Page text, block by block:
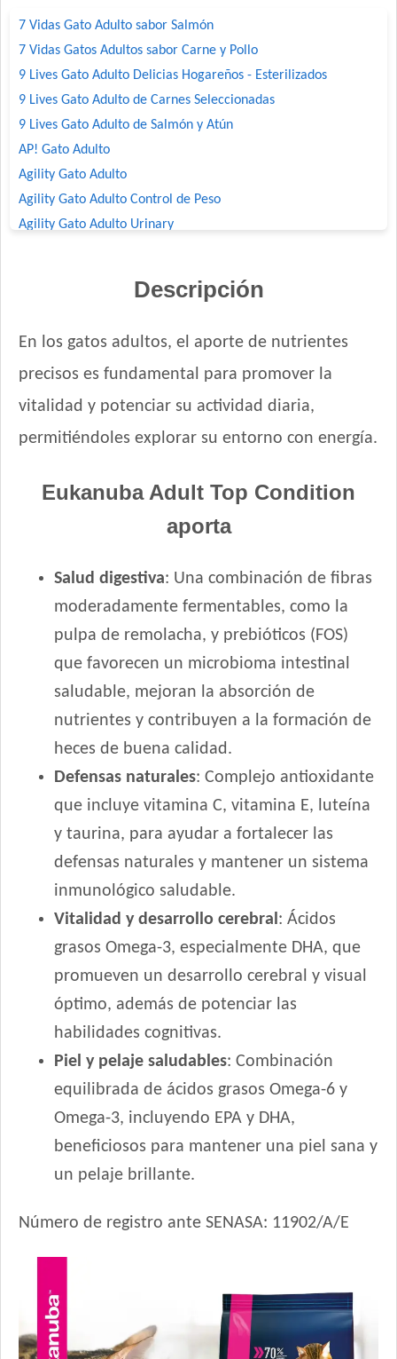
7 Vidas Gato Adulto sabor Salmón
7 Vidas Gatos Adultos sabor Carne y Pollo
9 Lives Gato Adulto Delicias Hogareños - Esterilizados
9 Lives Gato Adulto de Carnes Seleccionadas
9 Lives Gato Adulto de Salmón y Atún
AP! Gato Adulto
Agility Gato Adulto
Agility Gato Adulto Control de Peso
Agility Gato Adulto Urinary
Bonelo Gato Adulto
Brio Gato Adulto
Capitán Gato Adulto
Cari Amici Gato Adulto Sabor Pescados
Cat Chow Gato Adulto sabor Pescado y Pollo
Cat Chow Gato Esterilizado sabor Pescado con Defense Plus
Cat Selection Premium Gato Adulto
Catlike Adultos
Catpro Castrados
Crianza Gato Adulto
Deleita Gato Adulto
Eminent Gato Adulto
Estampa Plus Gato Adulto
Evolution Gato Adulto
Exact Gato Adulto
Excellent Gato Adulto
Excellent Gato Adulto Sterilized
Excellent Gato Adulto Urinary
Excellent Gato Adulto con Piel Sensible
Excellent Mantenimiento Gato Adulto
Fawna Gato Adulto
Fawna Gato Esterilizado
Felix Megamix Gato Adulto
Ganacat Gato Adulto Mix
Ganacat Gato Adulto sabor Pescado
Gandum Gato Adulto
Gati Gato Adulto sabor Carne y Pollo
Gati Gato Adulto sabor Pescado y Salmón a la Primavera
Gran Campeón Gato Adulto
Infinity Gato Adulto
Iron Pet Gato Adulto
Jaspe Gato Adulto
Descripción
En los gatos adultos, el aporte de nutrientes
precisos es fundamental para promover la
vitalidad y potenciar su actividad diaria,
permitiéndoles explorar su entorno con energía.
Eukanuba Adult Top Condition
aporta
Salud digestiva: Una combinación de fibras
moderadamente fermentables, como la
pulpa de remolacha, y prebióticos (FOS)
que favorecen un microbioma intestinal
saludable, mejoran la absorción de
nutrientes y contribuyen a la formación de
heces de buena calidad.
Defensas naturales: Complejo antioxidante
que incluye vitamina C, vitamina E, luteína
y taurina, para ayudar a fortalecer las
defensas naturales y mantener un sistema
inmunológico saludable.
Vitalidad y desarrollo cerebral: Ácidos
grasos Omega-3, especialmente DHA, que
promueven un desarrollo cerebral y visual
óptimo, además de potenciar las
habilidades cognitivas.
Piel y pelaje saludables: Combinación
equilibrada de ácidos grasos Omega-6 y
Omega-3, incluyendo EPA y DHA,
beneficiosos para mantener una piel sana y
un pelaje brillante.
Número de registro ante SENASA: 11902/A/E